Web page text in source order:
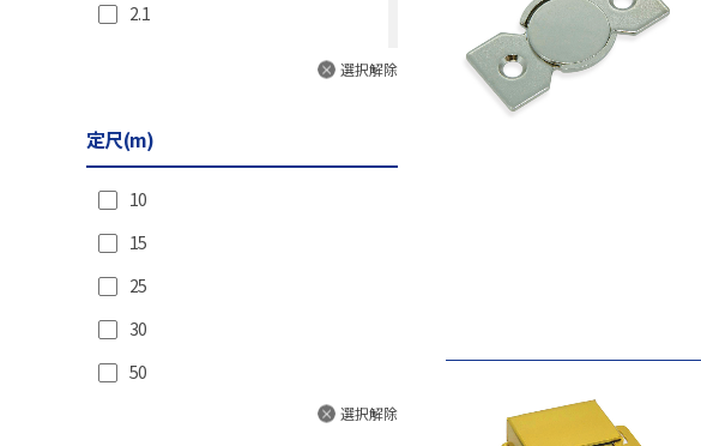
63.8(6.5)
88.2(9)
98.1(10)
107.9(11)
108(11)
156.9(16)
166.8(17)
2.1
4
選択解除
定尺(m)
10
15
25
30
50
選択解除